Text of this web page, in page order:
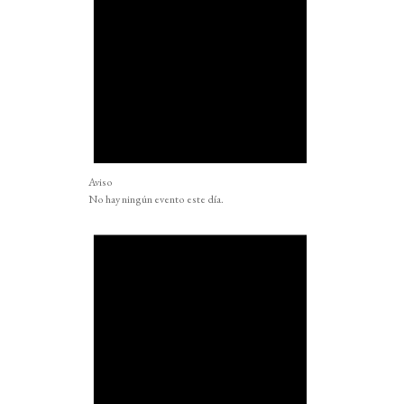
Aviso
No hay ningún evento este día.